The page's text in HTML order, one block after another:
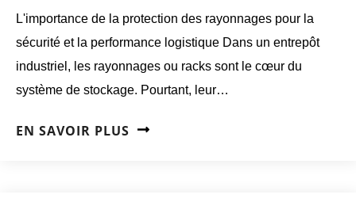
L'importance de la protection des rayonnages pour la
sécurité et la performance logistique Dans un entrepôt
industriel, les rayonnages ou racks sont le cœur du
système de stockage. Pourtant, leur…
EN SAVOIR PLUS